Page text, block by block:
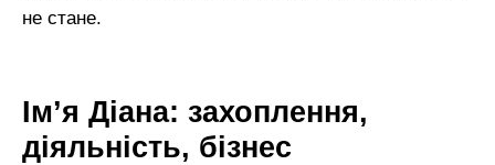
не стане.
Ім’я Діана: захоплення,
діяльність, бізнес